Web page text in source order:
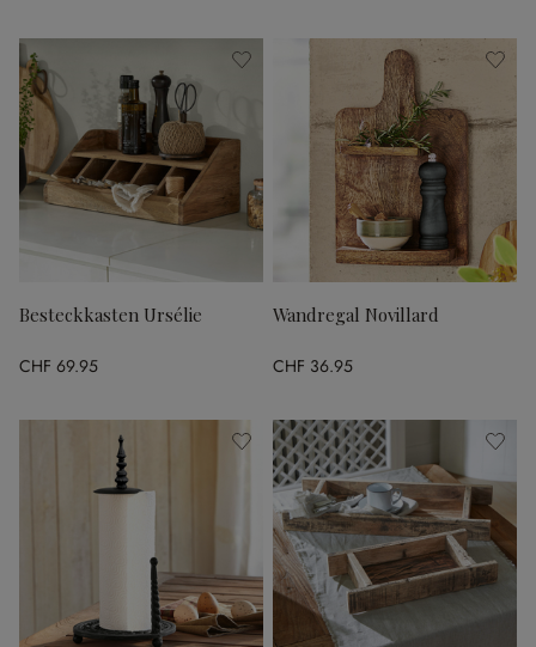
Besteckkasten Ursélie
CHF 69.95
Wandregal Novillard
CHF 36.95